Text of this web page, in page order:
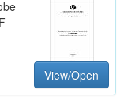
View/Open